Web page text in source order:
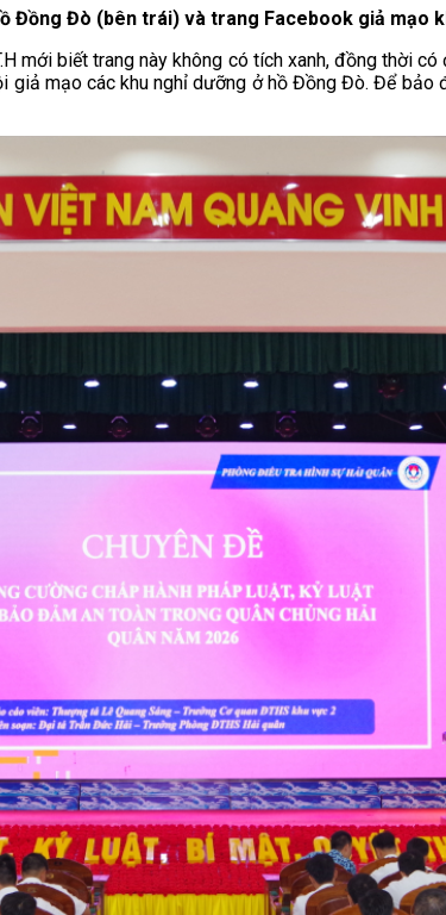
Đò (bên trái) và trang Facebook giả mạo
mới biết trang này không có tích xanh, đồng thời
giả mạo các khu nghỉ dưỡng ở hồ Đồng Đò. Để